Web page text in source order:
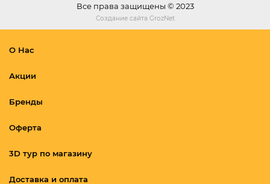
Все права защищены © 2023
Создание сайта GrozNet
О Нас
Акции
Бренды
Оферта
3D тур по магазину
Доставка и оплата